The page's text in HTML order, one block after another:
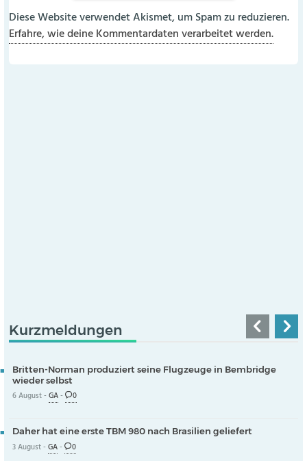
Diese Website verwendet Akismet, um Spam zu reduzieren.
Erfahre, wie deine Kommentardaten verarbeitet werden.
Kurzmeldungen
Britten-Norman produziert seine Flugzeuge in Bembridge
wieder selbst
6 August -GA- 0
Daher hat eine erste TBM 980 nach Brasilien geliefert
3 August -GA- 0